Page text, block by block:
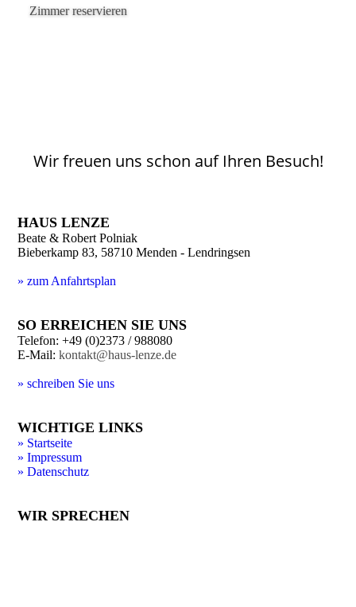
Zimmer reservieren
Wir freuen uns schon auf Ihren Besuch!
HAUS LENZE
Beate & Robert Polniak
Bieberkamp 83, 58710 Menden - Lendringsen
» zum Anfahrtsplan
SO ERREICHEN SIE UNS
Telefon: +49 (0)2373 / 988080
E-Mail:kontakt@haus-lenze.de
» schreiben Sie uns
WICHTIGE LINKS
» Startseite
» Impressum
» Datenschutz
WIR SPRECHEN